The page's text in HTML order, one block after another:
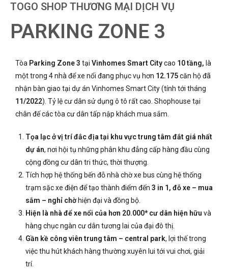
TOGO SHOP THƯƠNG MẠI DỊCH VỤ
PARKING ZONE 3
Tòa Parking Zone 3 tại Vinhomes Smart Citycao 10 tầng, là
một trong 4 nhà để xe nổi đang phục vụ hơn 12.175căn hộ đã
nhận bàn giao tại dự án Vinhomes Smart City (tính tới tháng
11/2022). Tỷ lệ cư dân sử dụng ô tô rất cao. Shophouse tại
chân đế các tòa cư dân tấp nập khách mua sắm.
Tọa lạc ở vị trí đắc địa tại khu vực trung tâm đắt giá nhất
dự án, nơi hội tụ những phân khu đẳng cấp hàng đầu cùng
cộng đồng cư dân tri thức, thời thượng.
Tích hợp hệ thống bến đỗ nhà chờ xe bus cùng hệ thống
trạm sặc xe điện để tạo thành điểm đến 3 in 1, đỗ xe – mua
sắm – nghỉ chờhiện đại và đồng bộ.
Hiện là nhà để xe nổi của hơn 20.000* cư dân hiện hữu và
hàng chục ngàn cư dân tương lai của đại đô thị.
Gần kề công viên trung tâm – central park, lợi thế trong
việc thu hút khách hàng thường xuyên lui tới vui chơi, giải
trí.